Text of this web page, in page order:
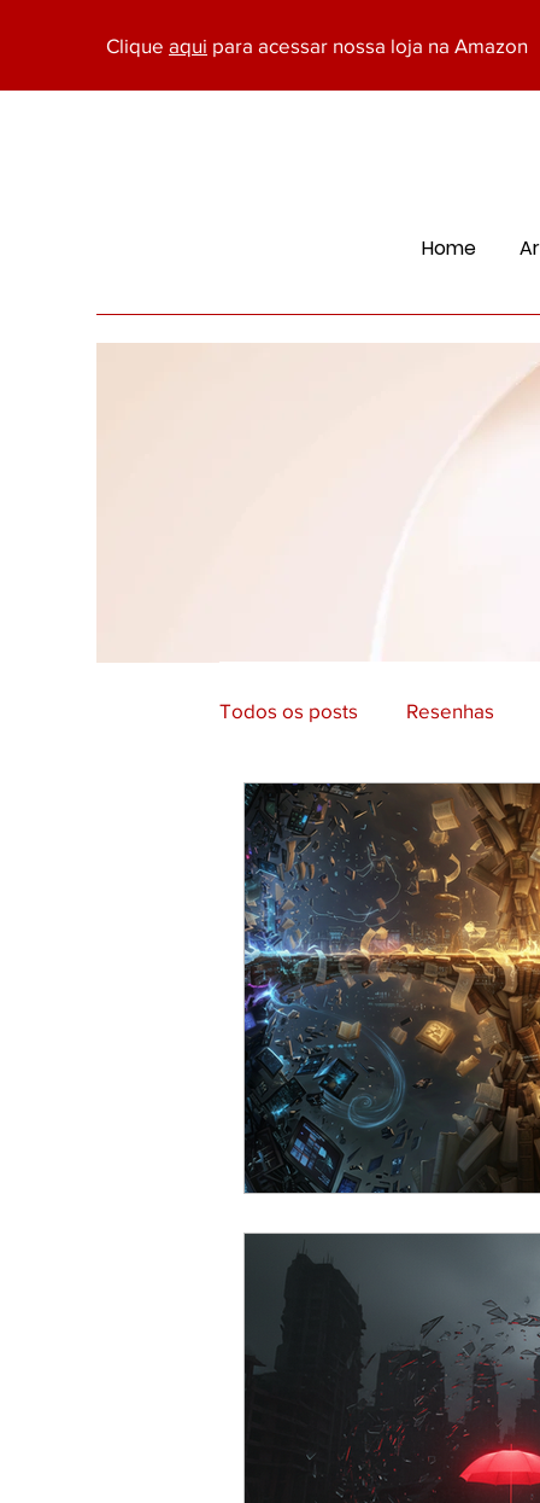
Clique aqui para acessar nossa loja na Amazon
Home
Todos os posts Resenhas
Filosofia e Comportamento
Cultura e História
Arte, Design e Fotografia
Filmes, Séries e
Todos Umbrellas
Exploração Espacial